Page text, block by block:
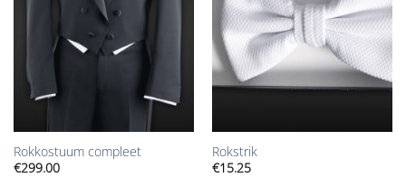
Rokkostuum compleet
€299.00
Rokstrik
€15.25